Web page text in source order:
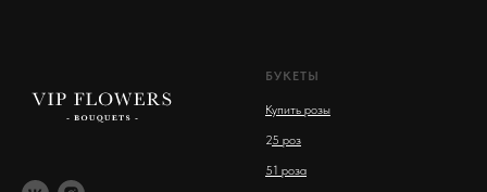
БУКЕТЫ
Купить розы
25 роз
51 роза